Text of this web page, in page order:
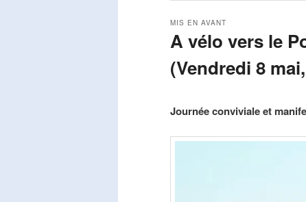
A vélo vers le
(Vendredi 8
MIS EN AVANT
Journée conviviale et